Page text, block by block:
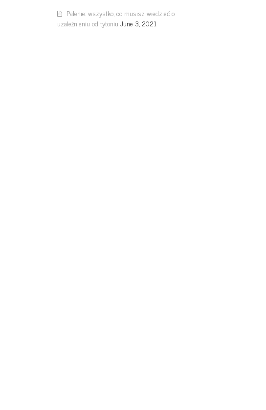
Palenie: wszystko, co musisz wiedzieć o
uzależnieniu od tytoniu June 3, 2021